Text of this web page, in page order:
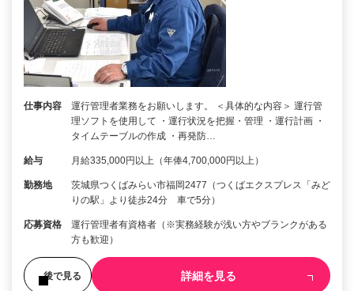
仕事内容
運行管理者業務をお願いします。 ＜具体的な内容＞ 運行管
理ソフトを使用して ・運行状況を把握・管理 ・運行計画 ・
タイムテーブルの作成 ・再発防…
給与 月給335,000円以上（年俸4,700,000円以上）
勤務地
茨城県つくばみらい市福岡2477（つくばエクスプレス「みど
りの駅」より徒歩24分 車で5分）
応募資格
運行管理者有資格者（※実務経験が浅い方やブランクがある
方も歓迎）
後で見る 詳細を見る